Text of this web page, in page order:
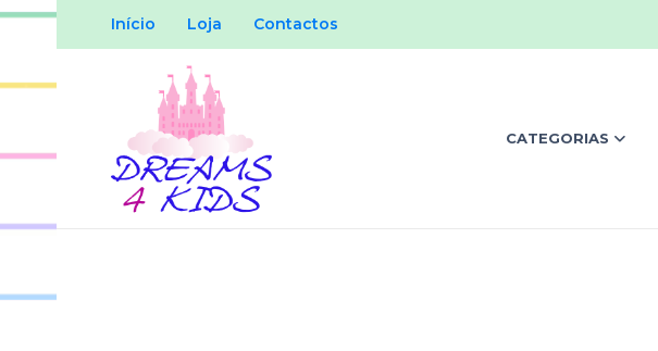
Início Loja Contactos
CATEGORIAS